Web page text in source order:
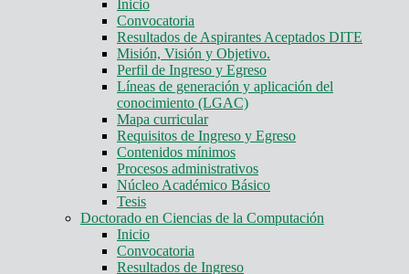
Inicio
Convocatoria
Resultados de Aspirantes Aceptados DITE
Misión, Visión y Objetivo.
Perfil de Ingreso y Egreso
Líneas de generación y aplicación del
conocimiento (LGAC)
Mapa curricular
Requisitos de Ingreso y Egreso
Contenidos mínimos
Procesos administrativos
Núcleo Académico Básico
Tesis
Doctorado en Ciencias de la Computación
Inicio
Convocatoria
Resultados de Ingreso